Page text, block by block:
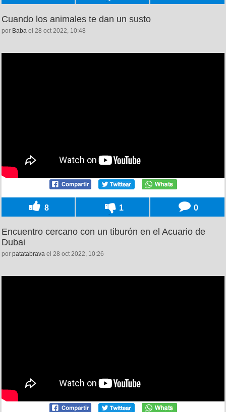
Cuando los animales te dan un susto
por Baba el 28 oct 2022, 10:48
8 1 0
Encuentro cercano con un tiburón en el Acuario de
Dubai
por patatabrava el 28 oct 2022, 10:26